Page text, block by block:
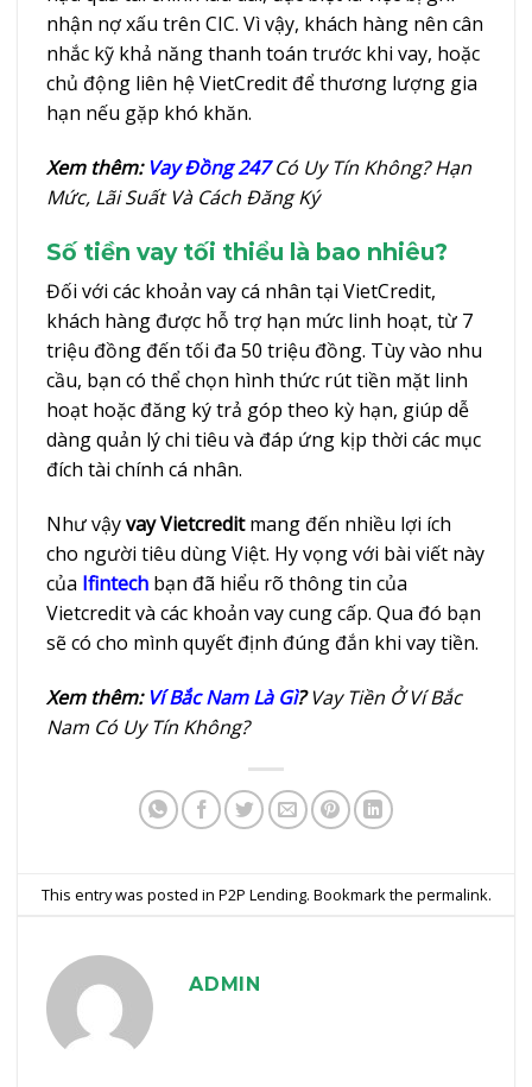
nhận nợ xấu trên CIC. Vì vậy, khách hàng nên cân
nhắc kỹ khả năng thanh toán trước khi vay, hoặc
chủ động liên hệ VietCredit để thương lượng gia
hạn nếu gặp khó khăn.
Xem thêm:Vay Đồng 247 Có Uy Tín Không? Hạn
Mức, Lãi Suất Và Cách Đăng Ký
Số tiền vay tối thiểu là bao nhiêu?
Đối với các khoản vay cá nhân tại VietCredit,
khách hàng được hỗ trợ hạn mức linh hoạt, từ 7
triệu đồng đến tối đa 50 triệu đồng. Tùy vào nhu
cầu, bạn có thể chọn hình thức rút tiền mặt linh
hoạt hoặc đăng ký trả góp theo kỳ hạn, giúp dễ
dàng quản lý chi tiêu và đáp ứng kịp thời các mục
đích tài chính cá nhân.
Như vậyvay Vietcreditmang đến nhiều lợi ích
cho người tiêu dùng Việt. Hy vọng với bài viết này
của Ifintech bạn đã hiểu rõ thông tin của
Vietcredit và các khoản vay cung cấp. Qua đó bạn
sẽ có cho mình quyết định đúng đắn khi vay tiền.
Xem thêm: Ví Bắc Nam Là Gì?Vay Tiền Ở Ví Bắc
Nam Có Uy Tín Không?
This entry was posted in P2P Lending. Bookmark the permalink.
ADMIN